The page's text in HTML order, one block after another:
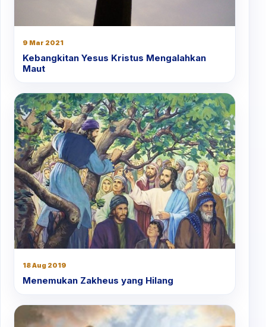
9 Mar 2021
Kebangkitan Yesus Kristus Mengalahkan
Maut
18 Aug 2019
Menemukan Zakheus yang Hilang